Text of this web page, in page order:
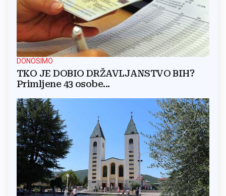
DONOSIMO
TKO JE DOBIO DRŽAVLJANSTVO BIH?
Primljene 43 osobe...